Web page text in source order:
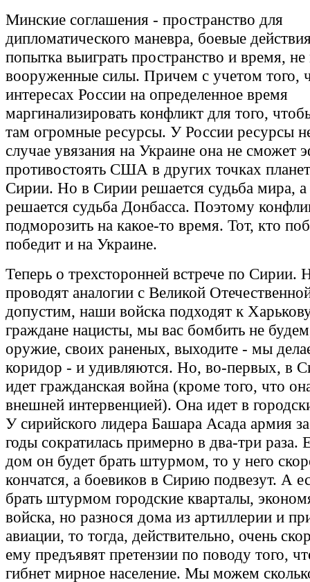
Минские соглашения - пространство для
дипломатического маневра, боевые
попытка выиграть пространство и время,
вооруженные силы. Причем с учетом того,
интересах России на определенное время
маргинализировать конфликт для того,
там огромные ресурсы. У России ресурсы
случае увязания на Украине она не сможет
противостоять США в других точках
Сирии. Но в Сирии решается судьба мира, а
решается судьба Донбасса. Поэтому
подморозить на какое-то время. Тот, кто
победит и на Украине.
Теперь о трехсторонней встрече по Сирии.
проводят аналогии с Великой
допустим, наши войска подходят к
граждане нацисты, мы вас бомбить не
оружие, своих раненых, выходите - мы
коридор - и удивляются. Но, во-первых, в
идет гражданская война (кроме того, что
внешней интервенцией). Она идет в
У сирийского лидера Башара Асада армия
годы сократилась примерно в два-три раза.
дом он будет брать штурмом, то у него
кончатся, а боевиков в Сирию подвезут. А
брать штурмом городские кварталы,
войска, но разнося дома из артиллерии и
авиации, то тогда, действительно, очень
ему предъявят претензии по поводу того,
гибнет мирное население. Мы можем